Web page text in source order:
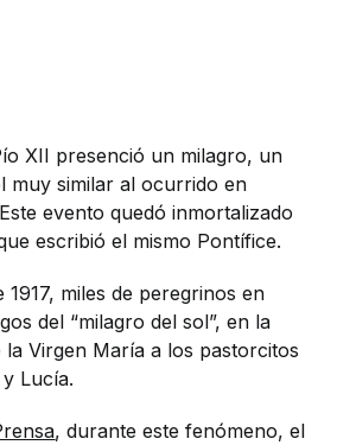
XII presenció un milagro, un
muy similar al ocurrido en
evento quedó inmortalizado
escribió el mismo Pontífice.
1917, miles de peregrinos en
del “milagro del sol”, en la
la Virgen María a los pastorcitos
Lucía.
, durante este fenómeno, el